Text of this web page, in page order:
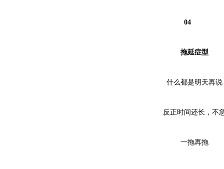
04
拖延症型
什么都是明天再说
反正时间还长，不
一拖再拖